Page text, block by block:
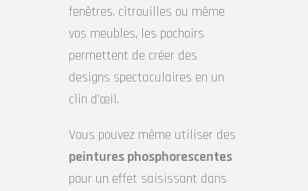
fenêtres, citrouilles ou même
vos meubles, les pochoirs
permettent de créer des
designs spectaculaires en un
clin d’œil.
Vous pouvez même utiliser des
peintures phosphorescentes
pour un effet saisissant dans